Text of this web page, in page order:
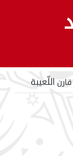
قارن اللّعيبة